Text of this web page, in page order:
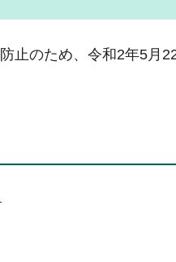
止のため、令和2年5月